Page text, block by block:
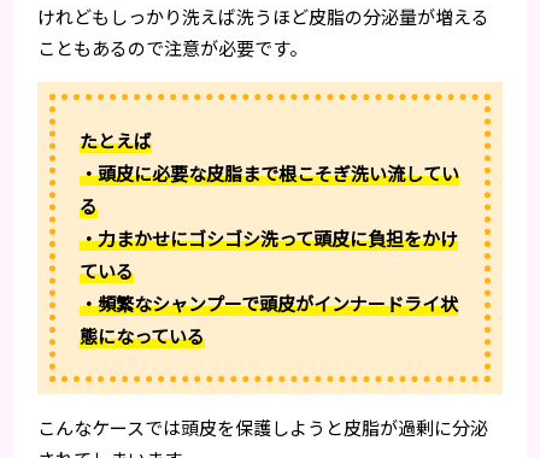
けれどもしっかり洗えば洗うほど皮脂の分泌量が増える
こともあるので注意が必要です。
たとえば
・頭皮に必要な皮脂まで根こそぎ洗い流してい
る
・力まかせにゴシゴシ洗って頭皮に負担をかけ
ている
・頻繁なシャンプーで頭皮がインナードライ状
態になっている
こんなケースでは頭皮を保護しようと皮脂が過剰に分泌